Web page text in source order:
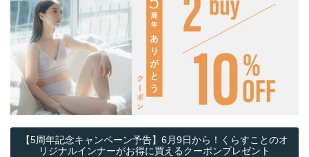
【5周年記念キャンペーン予告】6月9日から！くらすことのオ
リジナルインナーがお得に買えるクーポンプレゼント